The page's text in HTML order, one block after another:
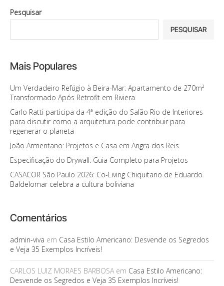
Pesquisar
PESQUISAR
Mais Populares
Um Verdadeiro Refúgio à Beira-Mar: Apartamento de 270m²
Transformado Após Retrofit em Riviera
Carlo Ratti participa da 4ª edição do Salão Rio de Interiores
para discutir como a arquitetura pode contribuir para
regenerar o planeta
João Armentano: Projetos e Casa em Angra dos Reis
Especificação do Drywall: Guia Completo para Projetos
CASACOR São Paulo 2026: Co-Living Chiquitano de Eduardo
Baldelomar celebra a cultura boliviana
Comentários
admin-viva em Casa Estilo Americano: Desvende os Segredos
e Veja 35 Exemplos Incríveis!
CARLOS LUIZ MORAES BARBOSAem Casa Estilo Americano:
Desvende os Segredos e Veja 35 Exemplos Incríveis!